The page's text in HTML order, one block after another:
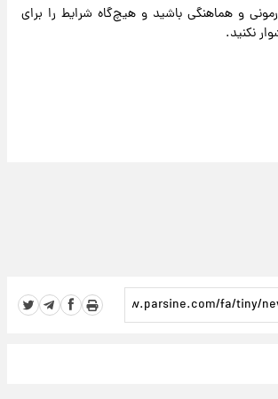
و هماهنگی باشید و هیچ‌گاه شرایط را برای
نکنید.